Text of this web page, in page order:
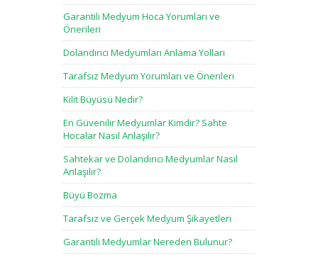
Garantili Medyum Hoca Yorumları ve
Önerileri
Dolandırıcı Medyumları Anlama Yolları
Tarafsız Medyum Yorumları ve Önerileri
Kilit Büyüsü Nedir?
En Güvenilir Medyumlar Kimdir? Sahte
Hocalar Nasıl Anlaşılır?
Sahtekar ve Dolandırıcı Medyumlar Nasıl
Anlaşılır?
Büyü Bozma
Tarafsız ve Gerçek Medyum Şikayetleri
Garantili Medyumlar Nereden Bulunur?